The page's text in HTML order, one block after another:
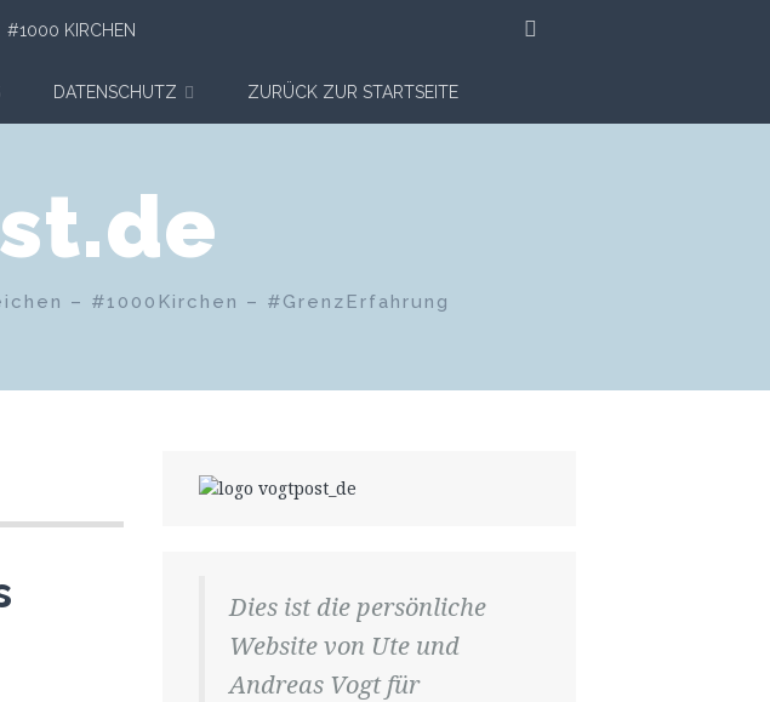
#1000 KIRCHEN
DATENSCHUTZ ZURÜCK ZUR STARTSEITE
– #1000Kirchen – #GrenzErfahrung
Dies ist die persönliche
Website von Ute und
Andreas Vogt für